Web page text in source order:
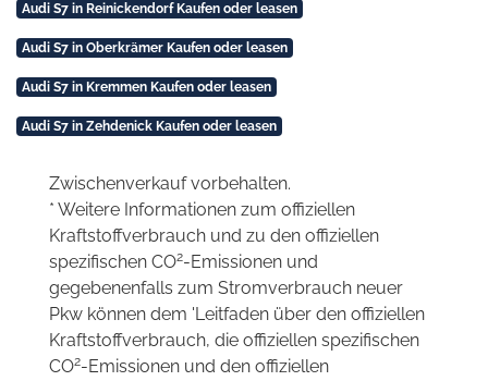
Audi S7 in Reinickendorf Kaufen oder leasen
Audi S7 in Oberkrämer Kaufen oder leasen
Audi S7 in Kremmen Kaufen oder leasen
Audi S7 in Zehdenick Kaufen oder leasen
Zwischenverkauf vorbehalten.
* Weitere Informationen zum offiziellen
Kraftstoffverbrauch und zu den offiziellen
spezifischen CO2-Emissionen und
gegebenenfalls zum Stromverbrauch neuer
Pkw können dem 'Leitfaden über den offiziellen
Kraftstoffverbrauch, die offiziellen spezifischen
CO2-Emissionen und den offiziellen